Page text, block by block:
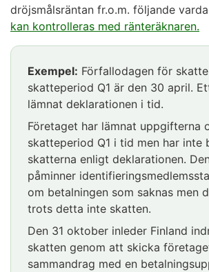
dröjsmålsräntan fr.o.m. följande
kan kontrolleras med ränteräknaren.
Exempel: Förfallodagen för
skatteperiod Q1 är den 30 april.
lämnat deklarationen i tid.
Företaget har lämnat uppgifterna
skatteperiod Q1 i tid men har inte
skatterna enligt deklarationen.
påminner
om betalningen som saknas men
trots detta inte skatten.
Den 31 oktober inleder Finland
skatten genom att skicka
sammandrag med en